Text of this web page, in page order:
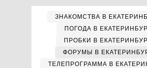
ЗНАКОМСТВА В
ПОГОДА В
ПРОБКИ В
ФОРУМЫ В
ТЕЛЕПРОГРАММА В